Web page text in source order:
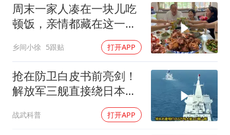
周末一家人凑在一块儿吃
顿饭，亲情都藏在这一饭
乡间小徐 5跟贴 打开APP
抢在防卫白皮书前亮剑！
解放军三舰直接绕日本一
圈，美日第一岛链成废纸
战武科普 打开APP